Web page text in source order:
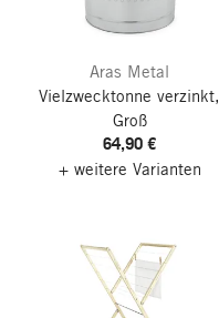
Aras Metal
Vielzwecktonne verzinkt,
Groß
64,90 €
+ weitere Varianten